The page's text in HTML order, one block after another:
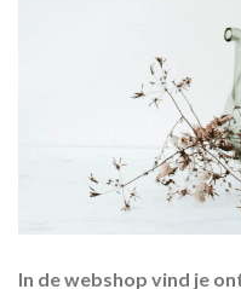
In de webshop vind je